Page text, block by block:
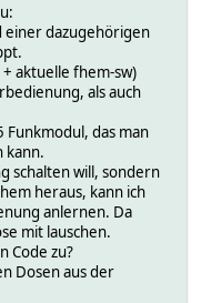
einer dazugehörigen
aktuelle fhem-sw)
als auch
Funkmodul, das man
kann.
schalten will, sondern
heraus, kann ich
anlernen. Da
mit lauschen.
Code zu?
Dosen aus der